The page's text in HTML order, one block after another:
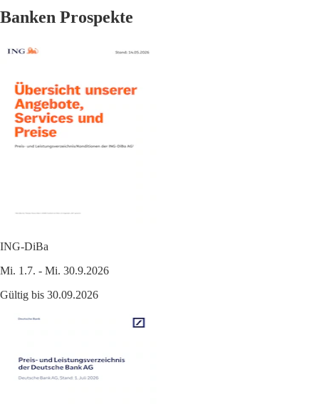
Banken Prospekte
ING-DiBa
Mi. 1.7. - Mi. 30.9.2026
Gültig bis 30.09.2026